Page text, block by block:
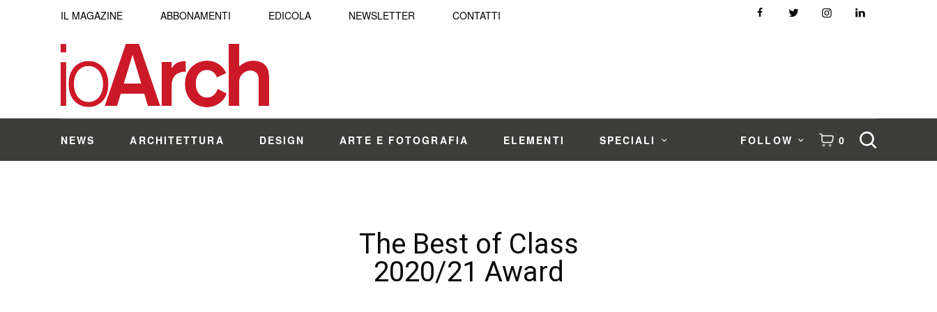
IL MAGAZINE ABBONAMENTI EDICOLA NEWSLETTER CONTATTI
NEWS ARCHITETTURA DESIGN ARTE E FOTOGRAFIA ELEMENTI SPECIALI FOLLOW 0
The Best of Class
2020/21 Award